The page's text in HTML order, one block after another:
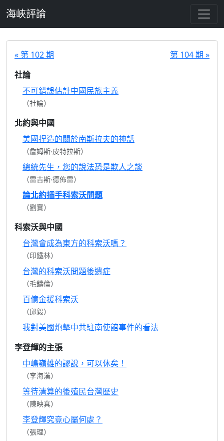
海峽評論
« 第 102 期
第 104 期 »
社論
不可錯誤估計中國民族主義
（社論）
北約與中國
美國捏造的關於南斯拉夫的神話
（詹姆斯‧皮特拉斯）
總統先生，您的說法恐是欺人之談
（雷吉斯‧德佈雷）
論北約插手科索沃問題
（劉實）
科索沃與中國
台灣會成為東方的科索沃嗎？
（印鐵林）
台灣的科索沃問題後遺症
（毛鑄倫）
百億金援科索沃
（邱毅）
我對美國炮擊中共駐南使館事件的看法
李登輝的主張
中嶋嶺雄的謬說，可以休矣！
（李海漢）
等待清算的後殖民台灣歷史
（陳映真）
李登輝究竟心屬何處？
（張理）